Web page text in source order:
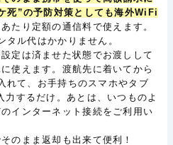
死”の予防対策としても海外WiFi
たり定額の通信料で使えます。
ル代はかかりません。
定は済ませた状態でお渡しして
使えます。渡航先に着いてから
れて、お手持ちのスマホやタブ
するだけ。あとは、いつものよ
インターネット接続をご利用い
のまま返却も出来て便利！